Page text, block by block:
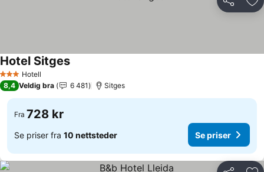
Del
3 StjernerHotell
Hotel Sitges
8,4 Veldig bra 6 481 Sitges
Fra 728 kr
Se priser fra 10 nettsteder Se priser